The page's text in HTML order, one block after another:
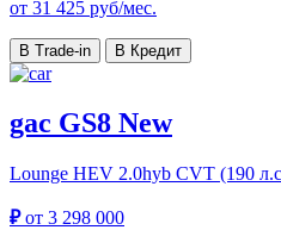
от 31 425 руб/мес.
В Trade-in В Кредит
gac GS8 New
Lounge HEV 2.0hyb CVT (190
₽от 3 298 000